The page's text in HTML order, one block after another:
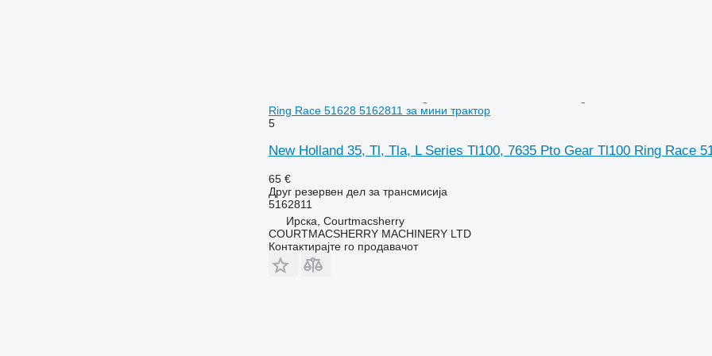
Ring Race 51628 5162811 за мини трактор
5
New Holland 35, Tl, Tla, L Series Tl100, 7635 Pto Gear Tl100 Ring Race
65 €
Друг резервен дел за трансмисија
5162811
Ирска, Courtmacsherry
COURTMACSHERRY MACHINERY LTD
Контактирајте го продавачот